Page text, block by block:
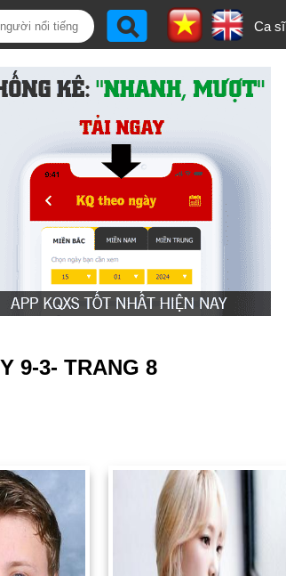
Ca sĩ
9-3- TRANG 8